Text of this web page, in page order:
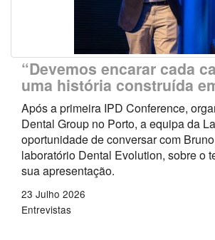
“Devemos encarar cada
uma história construída
Após a primeira IPD Conference,
Dental Group no Porto, a equipa da
oportunidade de conversar com
laboratório Dental Evolution, sobre o
sua apresentação.
23 Julho 2026
Entrevistas